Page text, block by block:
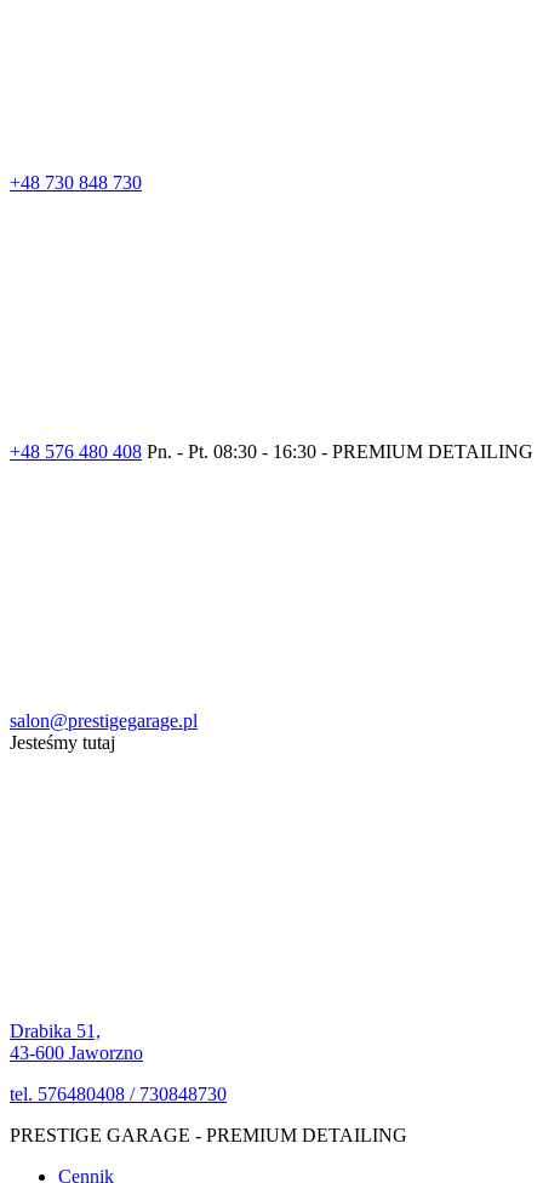
+48 730 848 730
+48 576 480 408 Pn. - Pt. 08:30 - 16:30 - PREMIUM DETAILING
salon@prestigegarage.pl
Jesteśmy tutaj
Drabika 51,
43-600 Jaworzno
tel. 576480408 / 730848730
PRESTIGE GARAGE - PREMIUM DETAILING
Cennik